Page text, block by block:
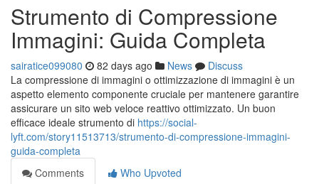
Strumento di Compressione
Immagini: Guida Completa
sairatice099080 82 days ago News
Discuss
La compressione di immagini o ottimizzazione di immagini è un
aspetto elemento componente cruciale per mantenere garantire
assicurare un sito web veloce reattivo ottimizzato. Un buon
efficace ideale strumento di https://social-
lyft.com/story11513713/strumento-di-compressione-immagini-
guida-completa
Comments
Who Upvoted